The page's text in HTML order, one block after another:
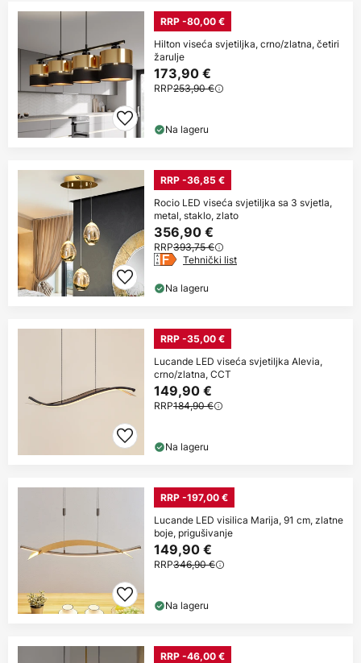
RRP -80,00 €
Hilton viseća svjetiljka, crno/zlatna, četiri
žarulje
173,90 €
RRP253,90 €
Na lageru
RRP -36,85 €
Rocio LED viseća svjetiljka sa 3 svjetla,
metal, staklo, zlato
356,90 €
RRP393,75 €
Tehnički list
Na lageru
RRP -35,00 €
Lucande LED viseća svjetiljka Alevia,
crno/zlatna, CCT
149,90 €
RRP184,90 €
Na lageru
RRP -197,00 €
Lucande LED visilica Marija, 91 cm, zlatne
boje, prigušivanje
149,90 €
RRP346,90 €
Na lageru
RRP -46,00 €